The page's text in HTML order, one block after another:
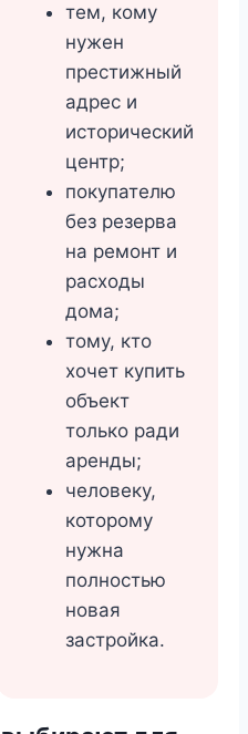
тем, кому
нужен
престижный
адрес и
исторический
центр;
покупателю
без резерва
на ремонт и
расходы
дома;
тому, кто
хочет купить
объект
только ради
аренды;
человеку,
которому
нужна
полностью
новая
застройка.